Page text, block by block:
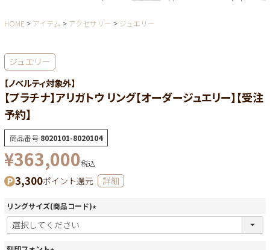
HOME アイテム アクセサリー ジュエリー
ジュエリー
【ノベルティ対象外】
【プラチナ】アリガトウ リング【オーダージュエリー】【受注
予約】
商品番号 8020101-8020104
¥363,000税込
3,300ポイント還元 詳細
リングサイズ(商品コード)
(